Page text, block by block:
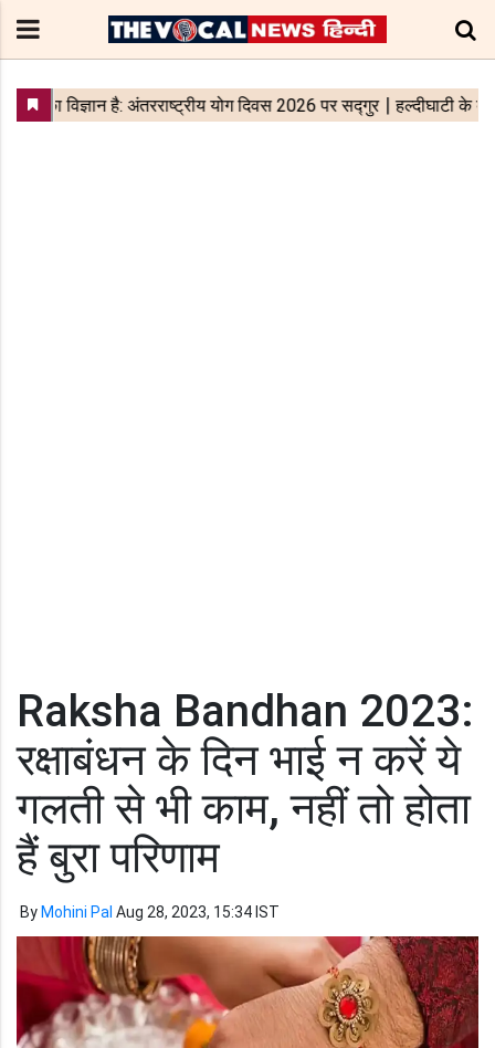
Raksha Bandhan 2023:
रक्षाबंधन के दिन भाई न करें ये
गलती से भी काम, नहीं तो होता
हैं बुरा परिणाम
By Mohini Pal Aug 28, 2023, 15:34 IST